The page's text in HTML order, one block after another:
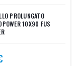
PROLUNGATO
10X90 FUS